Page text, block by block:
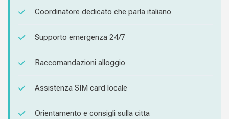
Coordinatore dedicato che parla italiano
Supporto emergenza 24/7
Raccomandazioni alloggio
Assistenza SIM card locale
Orientamento e consigli sulla citta